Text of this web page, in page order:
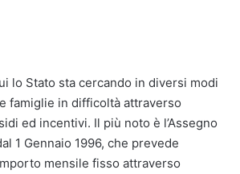
lo Stato sta cercando in diversi modi
famiglie in difficoltà attraverso
ed incentivi. Il più noto è l’Assegno
1 Gennaio 1996, che prevede
mensile fisso attraverso